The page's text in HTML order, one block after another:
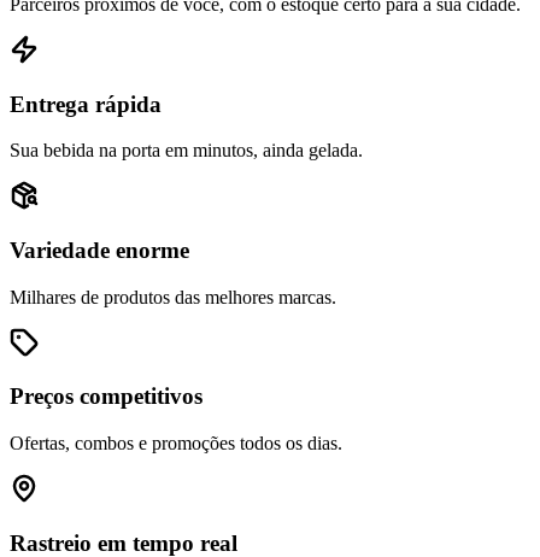
Entrega rápida
Sua bebida na porta em minutos, ainda gelada.
Variedade enorme
Milhares de produtos das melhores marcas.
Preços competitivos
Ofertas, combos e promoções todos os dias.
Rastreio em tempo real